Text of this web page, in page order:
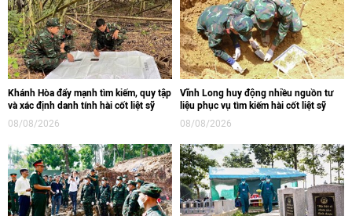
Khánh Hòa đẩy mạnh tìm kiếm, quy tập
và xác định danh tính hài cốt liệt sỹ
08/08/2026
Vĩnh Long huy động nhiều nguồn tư
liệu phục vụ tìm kiếm hài cốt liệt sỹ
08/08/2026